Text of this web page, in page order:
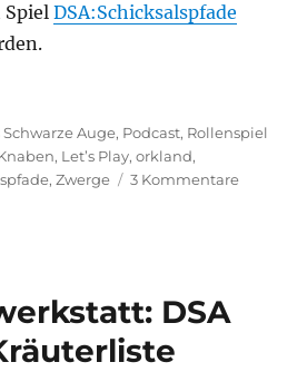
SpielDSA:Schicksalspfade
und was wird das hier
Schwarze Auge, Podcast, Rollenspiel
, Let’s Play,orkland,
,Zwerge 3 Kommentarezu
DSA